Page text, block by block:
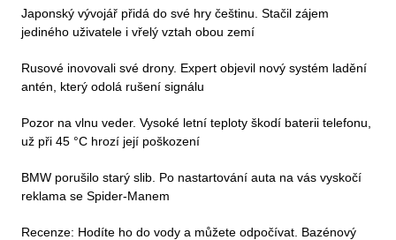
Japonský vývojář přidá do své hry češtinu. Stačil zájem
jediného uživatele i vřelý vztah obou zemí
Rusové inovovali své drony. Expert objevil nový systém ladění
antén, který odolá rušení signálu
Pozor na vlnu veder. Vysoké letní teploty škodí baterii telefonu,
už při 45 °C hrozí její poškození
BMW porušilo starý slib. Po nastartování auta na vás vyskočí
reklama se Spider-Manem
Recenze: Hodíte ho do vody a můžete odpočívat. Bazénový